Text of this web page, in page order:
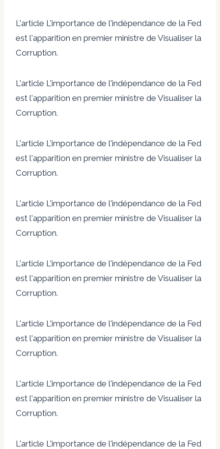
L'article L'importance de l'indépendance de la Fed
est l'apparition en premier ministre de Visualiser la
Corruption.
L'article L'importance de l'indépendance de la Fed
est l'apparition en premier ministre de Visualiser la
Corruption.
L'article L'importance de l'indépendance de la Fed
est l'apparition en premier ministre de Visualiser la
Corruption.
L'article L'importance de l'indépendance de la Fed
est l'apparition en premier ministre de Visualiser la
Corruption.
L'article L'importance de l'indépendance de la Fed
est l'apparition en premier ministre de Visualiser la
Corruption.
L'article L'importance de l'indépendance de la Fed
est l'apparition en premier ministre de Visualiser la
Corruption.
L'article L'importance de l'indépendance de la Fed
est l'apparition en premier ministre de Visualiser la
Corruption.
L'article L'importance de l'indépendance de la Fed